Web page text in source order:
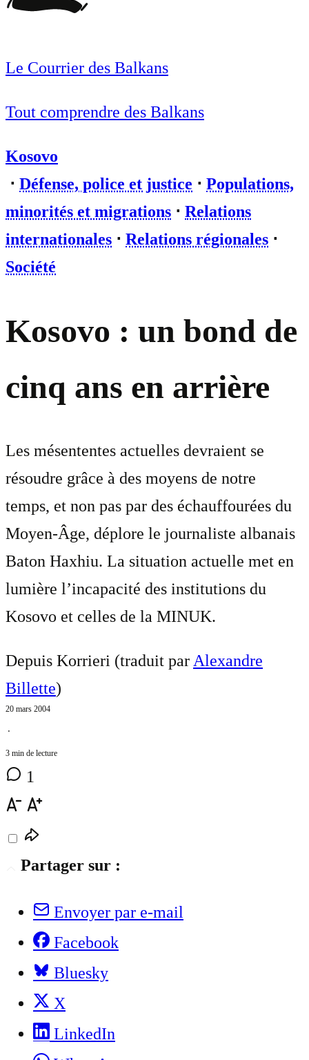
Le Courrier des Balkans
Tout comprendre des Balkans
Kosovo
⋅ Défense, police et justice ⋅ Populations,
minorités et migrations ⋅ Relations
internationales ⋅ Relations régionales ⋅
Société
Kosovo : un bond de
cinq ans en arrière
Les mésententes actuelles devraient se
résoudre grâce à des moyens de notre
temps, et non pas par des échauffourées du
Moyen-Âge, déplore le journaliste albanais
Baton Haxhiu. La situation actuelle met en
lumière l’incapacité des institutions du
Kosovo et celles de la MINUK.
Depuis Korrieri (traduit parAlexandre
Billette)
20 mars 2004
⋅
3 min de lecture
1
Partager sur :
Envoyer par e-mail
Facebook
Bluesky
X
LinkedIn